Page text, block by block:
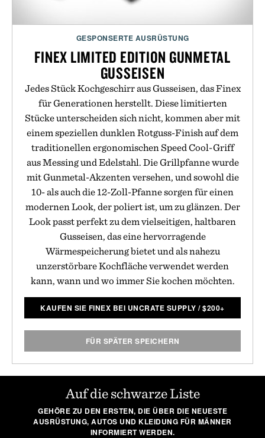
GESPONSERTE AUSRÜSTUNG
FINEX LIMITED EDITION GUNMETAL
GUSSEISEN
Jedes Stück Kochgeschirr aus Gusseisen, das Finex
für Generationen herstellt. Diese limitierten
Stücke unterscheiden sich nicht, kommen aber mit
einem speziellen dunklen Rotguss-Finish auf dem
traditionellen ergonomischen Speed Cool-Griff
aus Messing und Edelstahl. Die Grillpfanne wurde
mit Gunmetal-Akzenten versehen, und sowohl die
10- als auch die 12-Zoll-Pfanne sorgen für einen
modernen Look, der poliert ist, um zu glänzen. Der
Look passt perfekt zu dem vielseitigen, haltbaren
Gusseisen, das eine hervorragende
Wärmespeicherung bietet und als nahezu
unzerstörbare Kochfläche verwendet werden
kann, wann und wo immer Sie kochen möchten.
KAUFEN SIE FINEX BEI UNCRATE SUPPLY /$200+
FÜR SPÄTER SPEICHERN
Auf die schwarze Liste
GEHÖRE ZU DEN ERSTEN, DIE ÜBER DIE NEUESTE
AUSRÜSTUNG, AUTOS UND KLEIDUNG FÜR MÄNNER
INFORMIERT WERDEN.